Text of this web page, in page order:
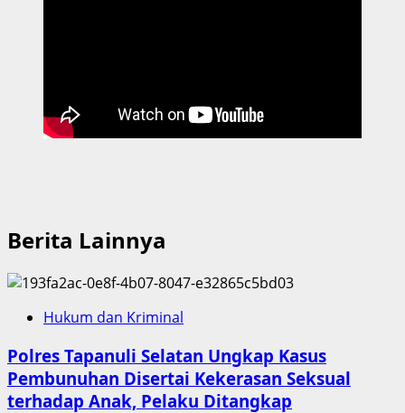
Berita Lainnya
Hukum dan Kriminal
Polres Tapanuli Selatan Ungkap Kasus
Pembunuhan Disertai Kekerasan Seksual
terhadap Anak, Pelaku Ditangkap